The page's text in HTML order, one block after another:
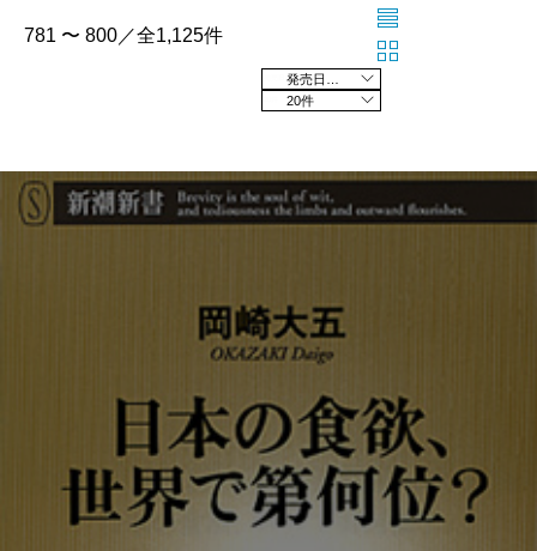
781 〜 800／全1,125件
20件